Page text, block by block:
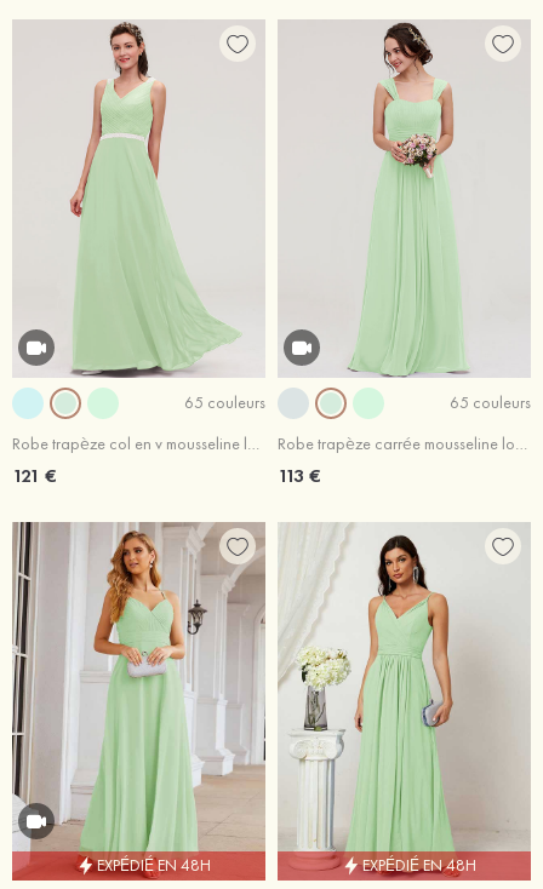
65 couleurs
Robe trapèze col en v mousseline longueur ras du sol robe de demoiselle d'honneur avec sangle
121 €
65 couleurs
Robe trapèze carrée mousseline longueur ras du sol robe de demoiselle d'honneur avec plissé
113 €
EXPÉDIÉ EN 48H
EXPÉDIÉ EN 48H